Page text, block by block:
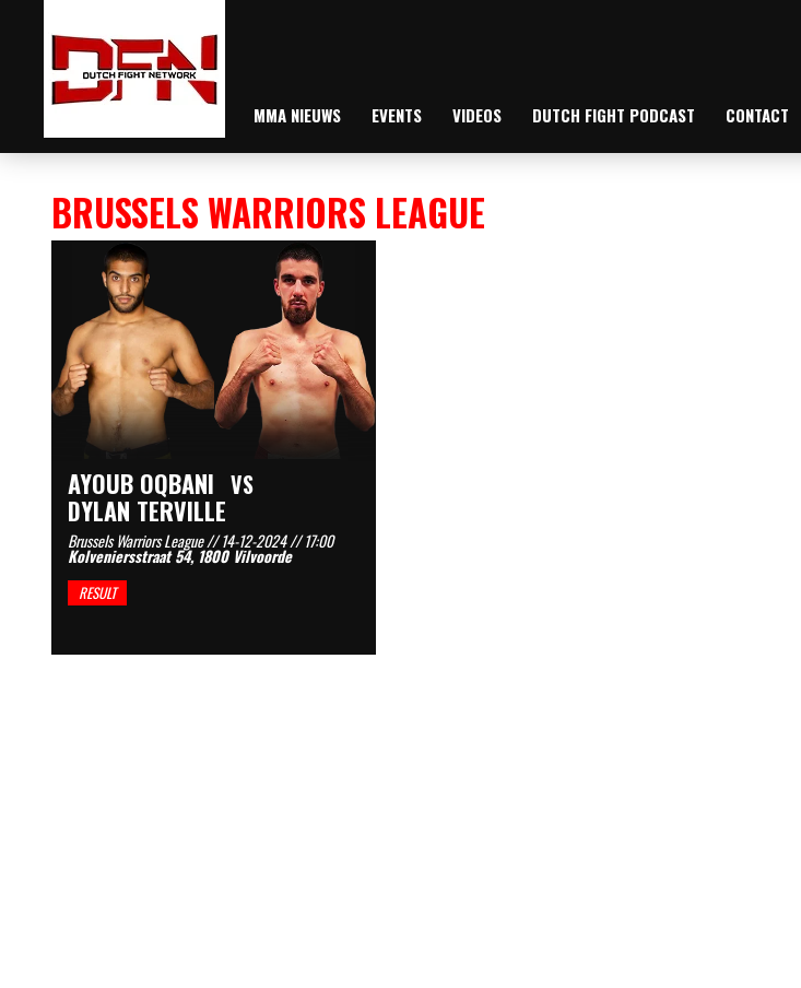
MMA NIEUWS EVENTS VIDEOS DUTCH FIGHT PODCAST CONTACT
BRUSSELS WARRIORS LEAGUE
AYOUB OQBANI VS
DYLAN TERVILLE
Brussels Warriors League // 14-12-2024 // 17:00
Kolveniersstraat 54, 1800 Vilvoorde
RESULT